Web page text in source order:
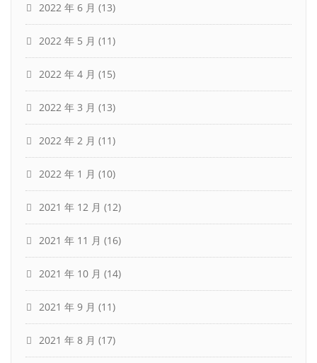
2022 年 6 月 (13)
2022 年 5 月 (11)
2022 年 4 月 (15)
2022 年 3 月 (13)
2022 年 2 月 (11)
2022 年 1 月 (10)
2021 年 12 月 (12)
2021 年 11 月 (16)
2021 年 10 月 (14)
2021 年 9 月 (11)
2021 年 8 月 (17)